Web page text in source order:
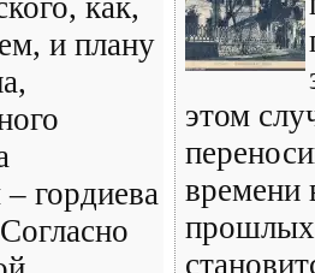
как,
и плану
гордиева
этом
времени